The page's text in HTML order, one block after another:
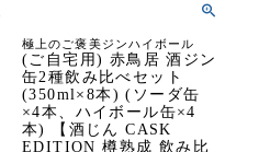
極上のご褒美ジンハイボール
(ご自宅用) 赤鳥居 酒ジン
缶2種飲み比べセット
(350ml×8本) (ソーダ缶
×4本、ハイボール缶×4
本) 【酒じん CASK
EDITION 樽熟成 飲み比